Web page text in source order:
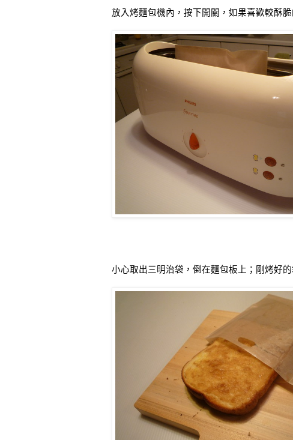
放入烤麵包機內，按下開關，如果喜歡較酥
小心取出三明治袋，倒在麵包板上；剛烤好